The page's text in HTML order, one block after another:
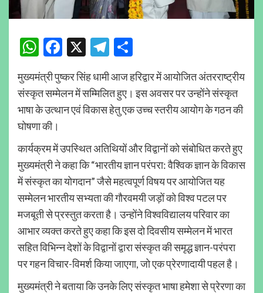
WhatsApp
Facebook
X Telegram
मुख्यमंत्री पुष्कर सिंह धामी आज हरिद्वार में आयोजित अंतरराष्ट्रीय
संस्कृत सम्मेलन में सम्मिलित हुए। इस अवसर पर उन्होंने संस्कृत
भाषा के उत्थान एवं विकास हेतु एक उच्च स्तरीय आयोग के गठन की
घोषणा की।
कार्यक्रम में उपस्थित अतिथियों और विद्वानों को संबोधित करते हुए
मुख्यमंत्री ने कहा कि “भारतीय ज्ञान परंपरा: वैश्विक ज्ञान के विकास
में संस्कृत का योगदान” जैसे महत्वपूर्ण विषय पर आयोजित यह
सम्मेलन भारतीय सभ्यता की गौरवमयी जड़ों को विश्व पटल पर
मजबूती से प्रस्तुत करता है। उन्होंने विश्वविद्यालय परिवार का
आभार व्यक्त करते हुए कहा कि इस दो दिवसीय सम्मेलन में भारत
सहित विभिन्न देशों के विद्वानों द्वारा संस्कृत की समृद्ध ज्ञान-परंपरा
पर गहन विचार-विमर्श किया जाएगा, जो एक प्रेरणादायी पहल है।
मुख्यमंत्री ने बताया कि उनके लिए संस्कृत भाषा हमेशा से प्रेरणा का